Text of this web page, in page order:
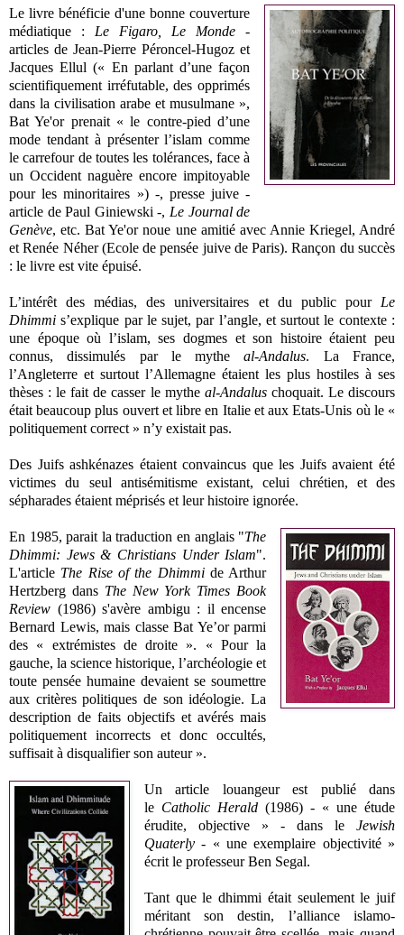
Le livre bénéficie d'une bonne couverture
médiatique : Le Figaro, Le Monde -
articles de Jean-Pierre Péroncel-Hugoz et
Jacques Ellul (« En parlant d’une façon
scientifiquement irréfutable, des opprimés
dans la civilisation arabe et musulmane »,
Bat Ye'or prenait « le contre-pied d’une
mode tendant à présenter l’islam comme
le carrefour de toutes les tolérances, face à
un Occident naguère encore impitoyable
pour les minoritaires ») -, presse juive -
article de Paul Giniewski -, Le Journal de
Genève, etc. Bat Ye'or noue une amitié avec Annie Kriegel, André
et Renée Néher (Ecole de pensée juive de Paris). Rançon du succès
: le livre est vite épuisé.
L’intérêt des médias, des universitaires et du public pour Le
Dhimmi s’explique par le sujet, par l’angle, et surtout le contexte :
une époque où l’islam, ses dogmes et son histoire étaient peu
connus, dissimulés par le mytheal-Andalus. La France,
l’Angleterre et surtout l’Allemagne étaient les plus hostiles à ses
thèses : le fait de casser le mythe al-Andaluschoquait. Le discours
était beaucoup plus ouvert et libre en Italie et aux Etats-Unis où le «
politiquement correct » n’y existait pas.
Des Juifs ashkénazes étaient convaincus que les Juifs avaient été
victimes du seul antisémitisme existant, celui chrétien, et des
sépharades étaient méprisés et leur histoire ignorée.
En 1985, parait la traduction en anglais "The
Dhimmi: Jews & Christians Under Islam".
L'article The Rise of the Dhimmide Arthur
Hertzberg dans The New York Times Book
Review (1986) s'avère ambigu : il encense
Bernard Lewis, mais classe Bat Ye’or parmi
des « extrémistes de droite ». « Pour la
gauche, la science historique, l’archéologie et
toute pensée humaine devaient se soumettre
aux critères politiques de son idéologie. La
description de faits objectifs et avérés mais
politiquement incorrects et donc occultés,
suffisait à disqualifier son auteur ».
Un article louangeur est publié dans
le Catholic Herald(1986) - « une étude
érudite, objective » - dans le Jewish
Quaterly- « uneexemplaire objectivité »
écrit le professeur Ben Segal.
Tant que le dhimmi était seulement le juif
méritant son destin, l’alliance islamo-